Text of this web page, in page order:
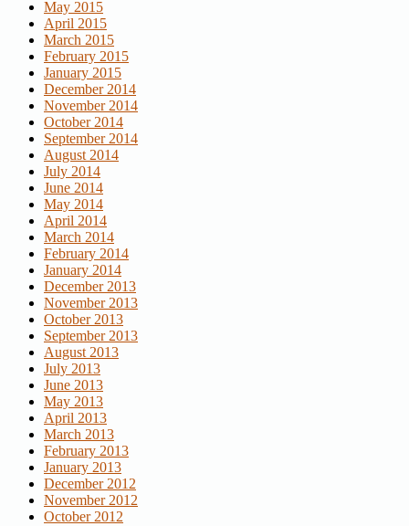
May 2015
April 2015
March 2015
February 2015
January 2015
December 2014
November 2014
October 2014
September 2014
August 2014
July 2014
June 2014
May 2014
April 2014
March 2014
February 2014
January 2014
December 2013
November 2013
October 2013
September 2013
August 2013
July 2013
June 2013
May 2013
April 2013
March 2013
February 2013
January 2013
December 2012
November 2012
October 2012